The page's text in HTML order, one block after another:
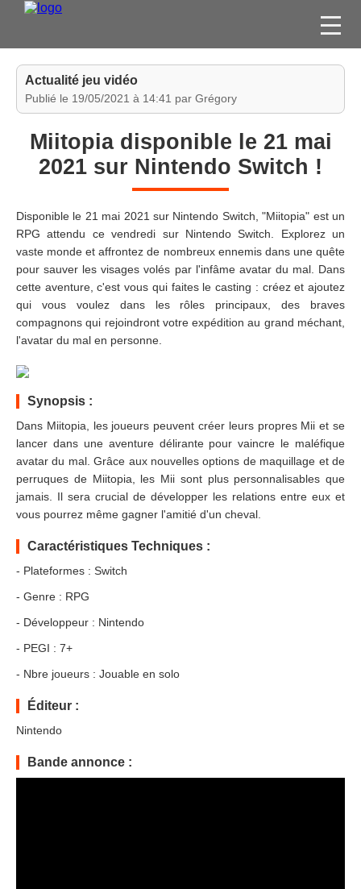
FILMS
JEUX VIDÉO
CONCOURS
ESPACE
MEMBRE
Actualité jeu vidéo
Publié le 19/05/2021 à 14:41 par Grégory
Miitopia disponible le 21 mai
2021 sur Nintendo Switch !
Disponible le 21 mai 2021 sur Nintendo Switch, "Miitopia" est un
RPG attendu ce vendredi sur Nintendo Switch. Explorez un
vaste monde et affrontez de nombreux ennemis dans une quête
pour sauver les visages volés par l'infâme avatar du mal. Dans
cette aventure, c'est vous qui faites le casting : créez et ajoutez
qui vous voulez dans les rôles principaux, des braves
compagnons qui rejoindront votre expédition au grand méchant,
l'avatar du mal en personne.
Synopsis :
Dans Miitopia, les joueurs peuvent créer leurs propres Mii et se
lancer dans une aventure délirante pour vaincre le maléfique
avatar du mal. Grâce aux nouvelles options de maquillage et de
perruques de Miitopia, les Mii sont plus personnalisables que
jamais. Il sera crucial de développer les relations entre eux et
vous pourrez même gagner l'amitié d'un cheval.
Caractéristiques Techniques :
- Plateformes : Switch
- Genre : RPG
- Développeur : Nintendo
- PEGI : 7+
- Nbre joueurs : Jouable en solo
Éditeur :
Nintendo
Bande annonce :